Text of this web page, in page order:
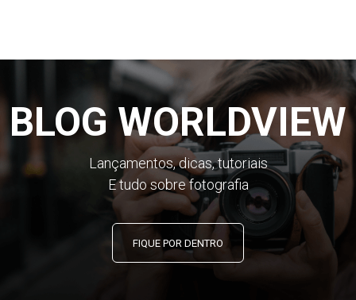
BLOG WORLDVIEW
Lançamentos, dicas, tutoriais
E tudo sobre fotografia
FIQUE POR DENTRO